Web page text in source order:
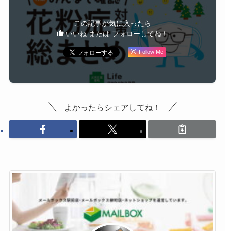
この記事が気に入ったら
いいね または フォローしてね！
Follow Me
よかったらシェアしてね！